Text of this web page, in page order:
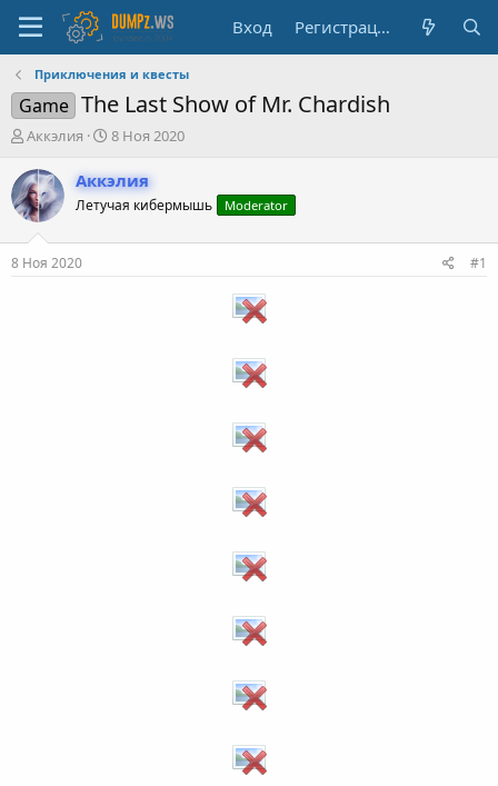
Вход Регистрация
Приключения и квесты
Game The Last Show of Mr. Chardish
А
т
о
р
е
м
Аккэлия
Д
т
а
н
8 Ноя 2020
Аккэлия
Летучая кибермышь Moderator
8 Ноя 2020 #1